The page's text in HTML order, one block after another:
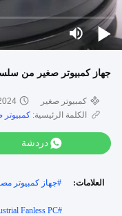
كمبيوتر صغير
الكلمة الرئيسية: كمبيوتر
دردشة
العلامات: #جهاز كمبيوتر
#
Fanless PC